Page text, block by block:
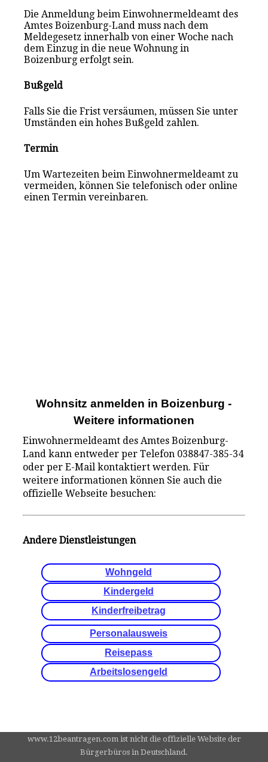
Die Anmeldung beim Einwohnermeldeamt des
Amtes Boizenburg-Land muss nach dem
Meldegesetz innerhalb von einer Woche nach
dem Einzug in die neue Wohnung in
Boizenburg erfolgt sein.
Bußgeld
Falls Sie die Frist versäumen, müssen Sie unter
Umständen ein hohes Bußgeld zahlen.
Termin
Um Wartezeiten beim Einwohnermeldeamt zu
vermeiden, können Sie telefonisch oder online
einen Termin vereinbaren.
Wohnsitz anmelden in Boizenburg -
Weitere informationen
Einwohnermeldeamt des Amtes Boizenburg-
Land kann entweder per Telefon 038847-385-34
oder per E-Mail kontaktiert werden. Für
weitere informationen können Sie auch die
offizielle Webseite besuchen:
Andere Dienstleistungen
Wohngeld
Kindergeld
Kinderfreibetrag
Personalausweis
Reisepass
Arbeitslosengeld
www.12beantragen.com ist nicht die offizielle Website der
Bürgerbüros in Deutschland.